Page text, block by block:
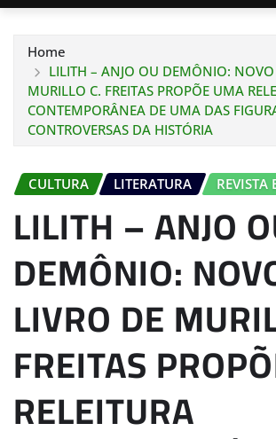
Home
LILITH – ANJO OU DEMÔNIO: NOVO
MURILLO C. FREITAS PROPÕE UMA
CONTEMPORÂNEA DE UMA DAS
CONTROVERSAS DA HISTÓRIA
CULTURA LITERATURA REVISTA
LILITH – ANJO
DEMÔNIO:
LIVRO DE
FREITAS
RELEITURA